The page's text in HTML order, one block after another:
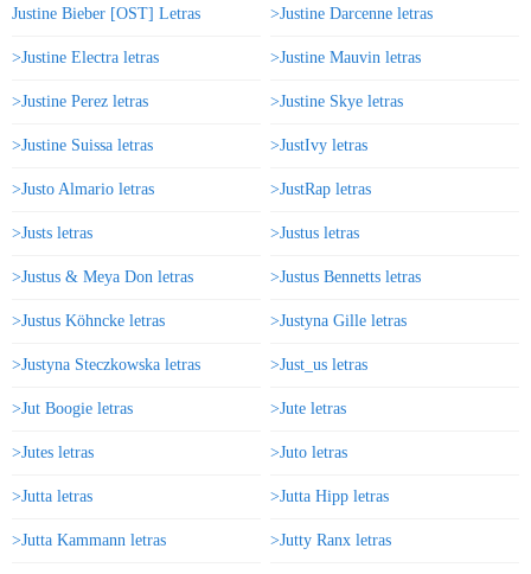
Justine Bieber [OST] Letras >Justine Darcenne letras
>Justine Electra letras >Justine Mauvin letras
>Justine Perez letras >Justine Skye letras
>Justine Suissa letras >JustIvy letras
>Justo Almario letras >JustRap letras
>Justs letras >Justus letras
>Justus & Meya Don letras >Justus Bennetts letras
>Justus Köhncke letras >Justyna Gille letras
>Justyna Steczkowska letras >Just_us letras
>Jut Boogie letras >Jute letras
>Jutes letras >Juto letras
>Jutta letras >Jutta Hipp letras
>Jutta Kammann letras >Jutty Ranx letras